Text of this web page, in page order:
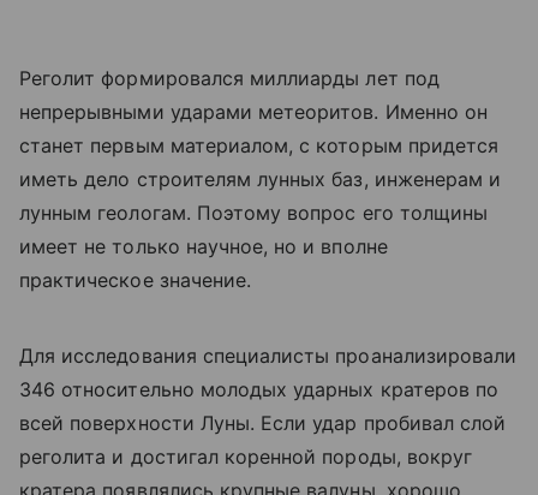
Реголит формировался миллиарды лет под
непрерывными ударами метеоритов. Именно он
станет первым материалом, с которым придется
иметь дело строителям лунных баз, инженерам и
лунным геологам. Поэтому вопрос его толщины
имеет не только научное, но и вполне
практическое значение.
Для исследования специалисты проанализировали
346 относительно молодых ударных кратеров по
всей поверхности Луны. Если удар пробивал слой
реголита и достигал коренной породы, вокруг
кратера появлялись крупные валуны, хорошо